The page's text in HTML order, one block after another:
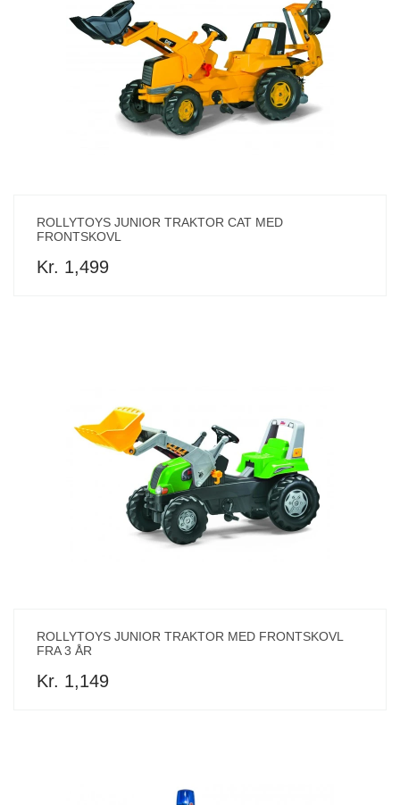
ROLLYTOYS JUNIOR TRAKTOR CAT MED
FRONTSKOVL
Kr. 1,499
ROLLYTOYS JUNIOR TRAKTOR MED FRONTSKOVL
FRA 3 ÅR
Kr. 1,149